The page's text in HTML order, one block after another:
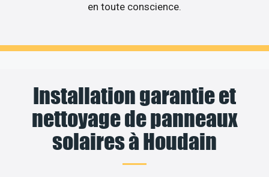
en toute conscience.
Installation garantie et
nettoyage de panneaux
solaires à Houdain